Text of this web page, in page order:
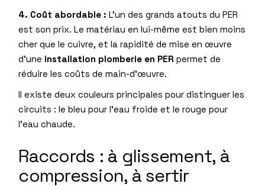
4. Coût abordable : L’un des grands atouts du PER
est son prix. Le matériau en lui-même est bien moins
cher que le cuivre, et la rapidité de mise en œuvre
d’une installation plomberie en PER permet de
réduire les coûts de main-d’œuvre.
Il existe deux couleurs principales pour distinguer les
circuits : le bleu pour l’eau froide et le rouge pour
l’eau chaude.
Raccords : à glissement, à
compression, à sertir